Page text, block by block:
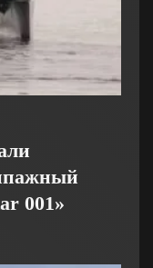
001»